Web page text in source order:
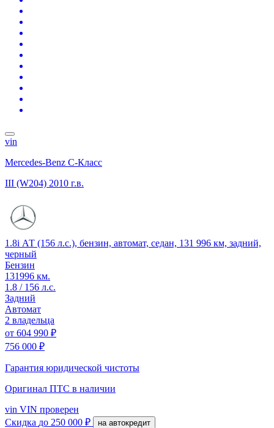
vin
Mercedes-Benz C-Класс
III (W204) 2010 г.в.
1.8i АТ (156 л.с.), бензин, автомат, седан, 131 996 км, задний,
черный
Бензин
131996 км.
1.8 / 156 л.с.
Задний
Автомат
2 владельца
от 604 990 ₽
756 000 ₽
Гарантия юридической чистоты
Оригинал ПТС в наличии
vin VIN проверен
Скидка до 250 000 ₽ на автокредит